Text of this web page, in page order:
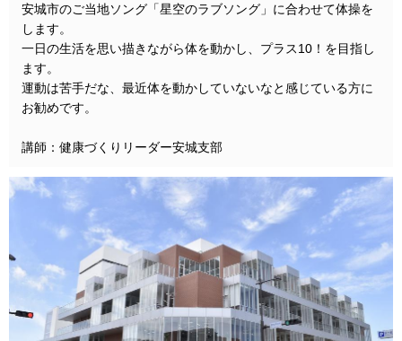
安城市のご当地ソング「星空のラブソング」に合わせて体操を
します。
一日の生活を思い描きながら体を動かし、プラス10！を目指し
ます。
運動は苦手だな、最近体を動かしていないなと感じている方に
お勧めです。
講師：健康づくりリーダー安城支部